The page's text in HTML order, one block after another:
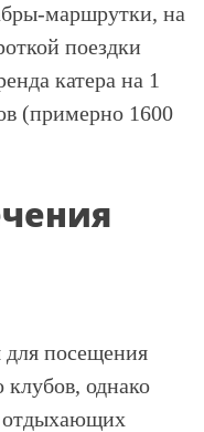
маршрутки, на
поездки
катера на 1
(примерно 1600
посещения
однако